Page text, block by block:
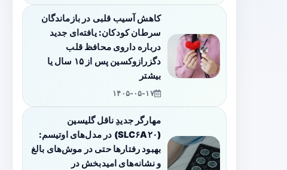
کاهش آسیب قلبی در بازماندگان
سرطان کودکان: یافته‌ای جدید
درباره داروی محافظ قلب
دگزرازوکسین پس از ۱۵ سال یا
بیشتر
۱۴۰۵-۰۵-۱۷
مهارگر جدیدِ ناقل گلیسین
(SLC۶A۲۰) در مدل‌های اوتیسم:
بهبود رفتارها حتی در موش‌های بالغ
و نشانه‌های امیدبخش در